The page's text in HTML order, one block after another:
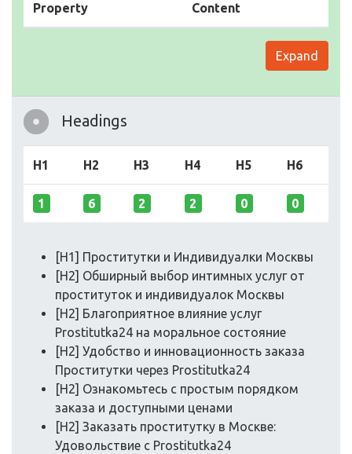
Property Content
Expand
Headings
H1 H2 H3 H4 H5 H6
1 6 2 2 0 0
[H1] Проститутки и Индивидуалки Москвы
[H2] Обширный выбор интимных услуг от
проституток и индивидуалок Москвы
[H2] Благоприятное влияние услуг
Prostitutka24 на моральное состояние
[H2] Удобство и инновационность заказа
Проститутки через Prostitutka24
[H2] Ознакомьтесь с простым порядком
заказа и доступными ценами
[H2] Заказать проститутку в Москве:
Удовольствие с Prostitutka24